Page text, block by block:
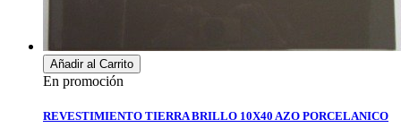
Añadir al Carrito
En promoción
REVESTIMIENTO TIERRA BRILLO 10X40 AZO PORCELANICO